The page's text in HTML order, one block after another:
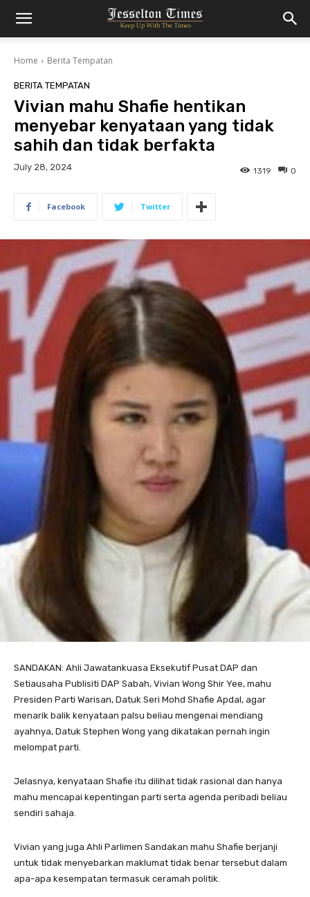
Home Berita Tempatan
BERITA TEMPATAN
Vivian mahu Shafie hentikan
menyebar kenyataan yang tidak
sahih dan tidak berfakta
July 28, 2024 0
1319
Facebook Twitter
SANDAKAN: Ahli Jawatankuasa Eksekutif Pusat DAP dan
Setiausaha Publisiti DAP Sabah, Vivian Wong Shir Yee, mahu
Presiden Parti Warisan, Datuk Seri Mohd Shafie Apdal, agar
menarik balik kenyataan palsu beliau mengenai mendiang
ayahnya, Datuk Stephen Wong yang dikatakan pernah ingin
melompat parti.
Jelasnya, kenyataan Shafie itu dilihat tidak rasional dan hanya
mahu mencapai kepentingan parti serta agenda peribadi beliau
sendiri sahaja.
Vivian yang juga Ahli Parlimen Sandakan mahu Shafie berjanji
untuk tidak menyebarkan maklumat tidak benar tersebut dalam
apa-apa kesempatan termasuk ceramah politik.